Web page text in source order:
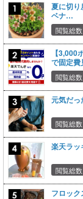
夏に切
ベナ…
閲覧総
【3,000
で固定費
閲覧総
元気だっ
閲覧総
楽天ラッ
閲覧総
フロック